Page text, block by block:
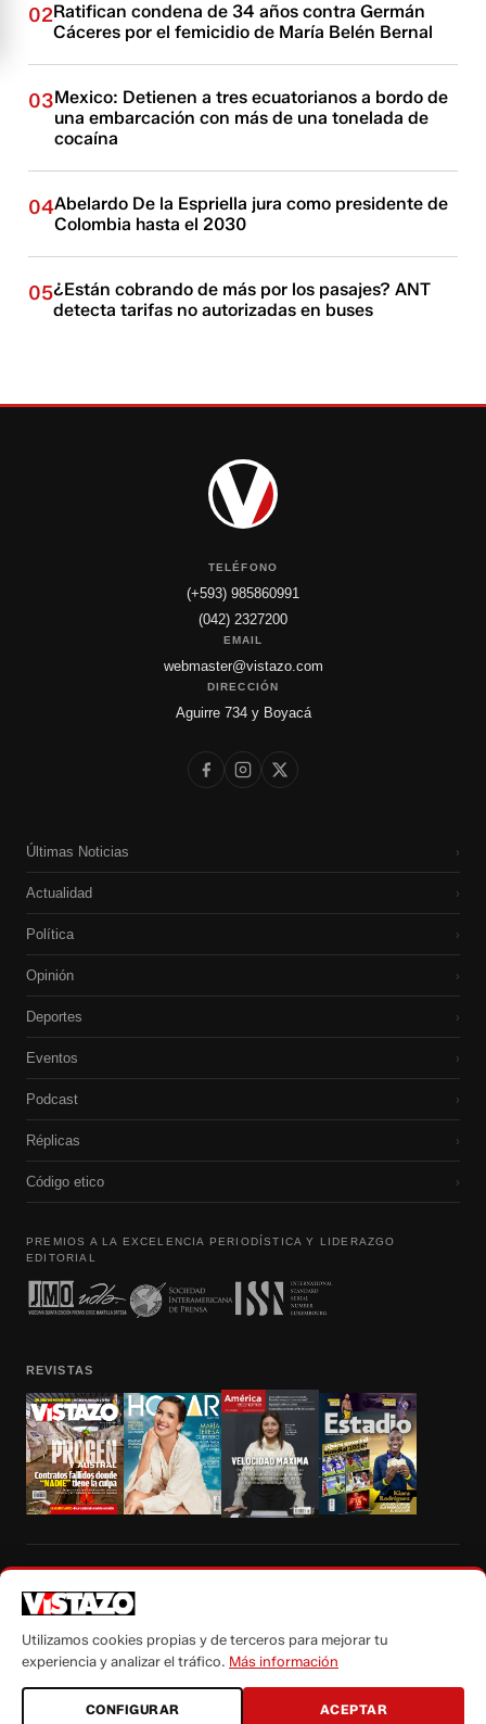
02Ratifican condena de 34 años contra Germán
Cáceres por el femicidio de María Belén Bernal
03Mexico: Detienen a tres ecuatorianos a bordo de
una embarcación con más de una tonelada de
cocaína
04Abelardo De la Espriella jura como presidente de
Colombia hasta el 2030
05¿Están cobrando de más por los pasajes? ANT
detecta tarifas no autorizadas en buses
TELÉFONO
(+593) 985860991
(042) 2327200
EMAIL
webmaster@vistazo.com
DIRECCIÓN
Aguirre 734 y Boyacá
Últimas Noticias ›
Actualidad ›
Política ›
Opinión ›
Deportes ›
Eventos ›
Podcast ›
Réplicas ›
Código etico ›
PREMIOS A LA EXCELENCIA PERIODÍSTICA Y LIDERAZGO
EDITORIAL
REVISTAS
autorización escrita de su titular, de todos los contenidos de Vistazo.com.
Utilizamos cookies propias y de terceros para mejorar tu
experiencia y analizar el tráfico. Más información
CONFIGURAR ACEPTAR